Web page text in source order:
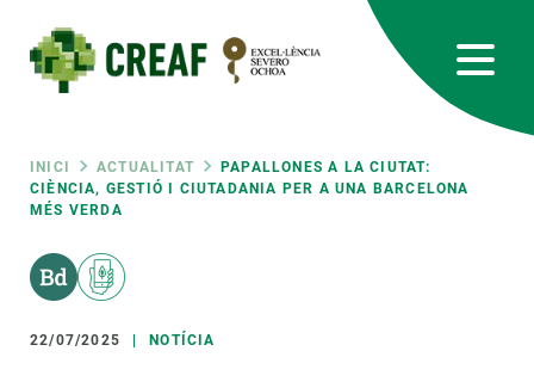
contingut
Fil
d'ariadna
INICI ACTUALITAT
PAPALLONES A LA CIUTAT:
CIÈNCIA, GESTIÓ I CIUTADANIA PER A UNA BARCELONA
MÉS VERDA
22/07/2025 NOTÍCIA
RRSS
Featured
responsive
Responsive